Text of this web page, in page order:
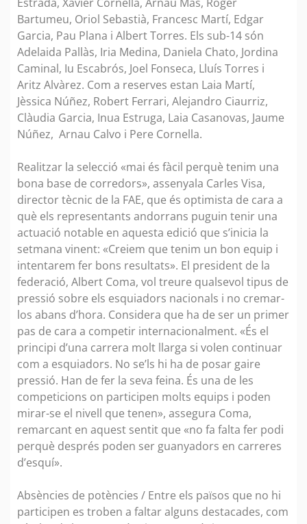
Bartumeu, Oriol Sebastià, Francesc Martí, Edgar
Garcia, Pau Plana i Albert Torres. Els sub-14 són
Adelaida Pallàs, Iria Medina, Daniela Chato, Jordina
Caminal, Iu Escabrós, Joel Fonseca, Lluís Torres i
Aritz Alvàrez. Com a reserves estan Laia Martí,
Jèssica Núñez, Robert Ferrari, Alejandro Ciaurriz,
Clàudia Garcia, Inua Estruga, Laia Casanovas, Jaume
Núñez, Arnau Calvo i Pere Cornella.
Realitzar la selecció «mai és fàcil perquè tenim una
bona base de corredors», assenyala Carles Visa,
director tècnic de la FAE, que és optimista de cara a
què els representants andorrans puguin tenir una
actuació notable en aquesta edició que s’inicia la
setmana vinent: «Creiem que tenim un bon equip i
intentarem fer bons resultats». El president de la
federació, Albert Coma, vol treure qualsevol tipus de
pressió sobre els esquiadors nacionals i no cremar-
los abans d’hora. Considera que ha de ser un primer
pas de cara a competir internacionalment. «És el
principi d’una carrera molt llarga si volen continuar
com a esquiadors. No se’ls hi ha de posar gaire
pressió. Han de fer la seva feina. És una de les
competicions on participen molts equips i poden
mirar-se el nivell que tenen», assegura Coma,
remarcant en aquest sentit que «no fa falta fer podi
perquè després poden ser guanyadors en carreres
d’esquí».
Absències de potències / Entre els països que no hi
participen es troben a faltar alguns destacades, com